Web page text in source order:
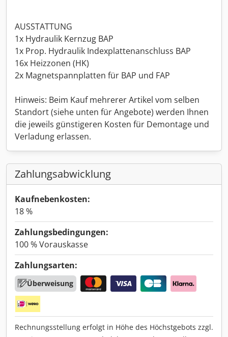
AUSSTATTUNG
1x Hydraulik Kernzug BAP
1x Prop. Hydraulik Indexplattenanschluss BAP
16x Heizzonen (HK)
2x Magnetspannplatten für BAP und FAP
Hinweis: Beim Kauf mehrerer Artikel vom selben
Standort (siehe unten für Angebote) werden Ihnen
die jeweils günstigeren Kosten für Demontage und
Verladung erlassen.
Zahlungsabwicklung
Kaufnebenkosten:
18 %
Zahlungsbedingungen:
100 % Vorauskasse
Zahlungsarten:
Überweisung
Rechnungsstellung erfolgt in Höhe des Höchstgebots zzgl.